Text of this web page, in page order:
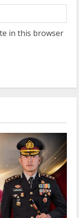
in this browser